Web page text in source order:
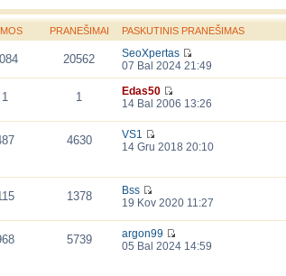
PRANEŠIMAI PASKUTINIS PRANEŠIMAS
20562
SeoXpertas
07 Bal 2024 21:49
1 1
Edas50
14 Bal 2006 13:26
4630
VS1
14 Gru 2018 20:10
1378
Bss
19 Kov 2020 11:27
5739
argon99
05 Bal 2024 14:59